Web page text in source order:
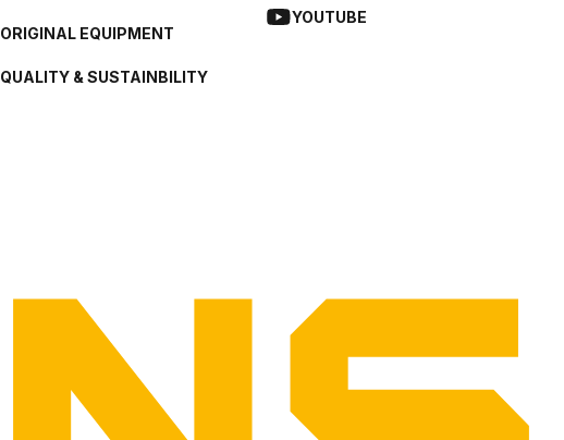
ORIGINAL EQUIPMENT
QUALITY & SUSTAINBILITY
YOUTUBE